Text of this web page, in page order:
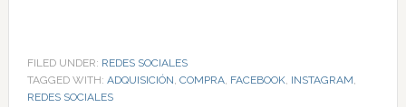
FILED UNDER: REDES SOCIALES
TAGGED WITH: ADQUISICIÓN COMPRA, FACEBOOK, INSTAGRAM
REDES SOCIALES